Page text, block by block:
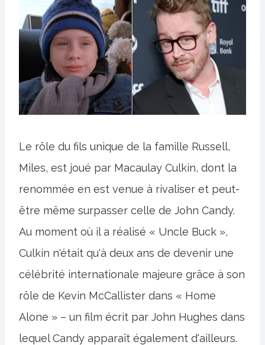
Le rôle du fils unique de la famille Russell,
Miles, est joué par Macaulay Culkin, dont la
renommée en est venue à rivaliser et peut-
être même surpasser celle de John Candy.
Au moment où il a réalisé « Uncle Buck »,
Culkin n'était qu'à deux ans de devenir une
célébrité internationale majeure grâce à son
rôle de Kevin McCallister dans « Home
Alone » – un film écrit par John Hughes dans
lequel Candy apparaît également d'ailleurs.